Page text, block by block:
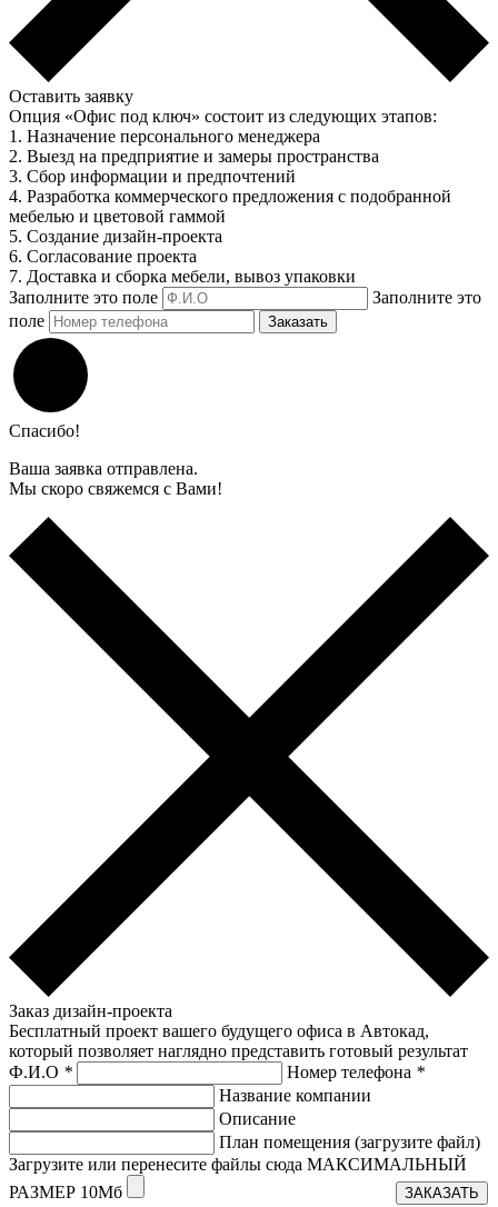
Оставить заявку
Опция «Офис под ключ» состоит из следующих этапов:
1. Назначение персонального менеджера
2. Выезд на предприятие и замеры пространства
3. Сбор информации и предпочтений
4. Разработка коммерческого предложения с подобранной
мебелью и цветовой гаммой
5. Создание дизайн-проекта
6. Согласование проекта
7. Доставка и сборка мебели, вывоз упаковки
Заполните это поле
Заполните это
поле
Заказать
Спасибо!
Ваша заявка отправлена.
Мы скоро свяжемся с Вами!
Заказ дизайн-проекта
Бесплатный проект вашего будущего офиса в Автокад,
который позволяет наглядно представить готовый результат
Ф.И.О * Номер телефона *
Название компании
Описание
План помещения (загрузите файл)
Загрузите или перенесите файлы сюда МАКСИМАЛЬНЫЙ
РАЗМЕР 10Мб
ЗАКАЗАТЬ